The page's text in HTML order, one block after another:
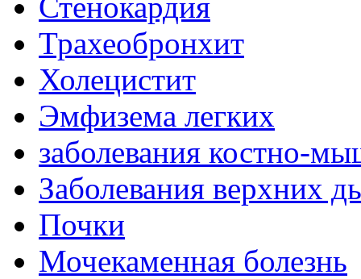
Трахеобронхит
Холецистит
Эмфизема легких
заболевания костно-
Заболевания верхних
Почки
Мочекаменная болезнь